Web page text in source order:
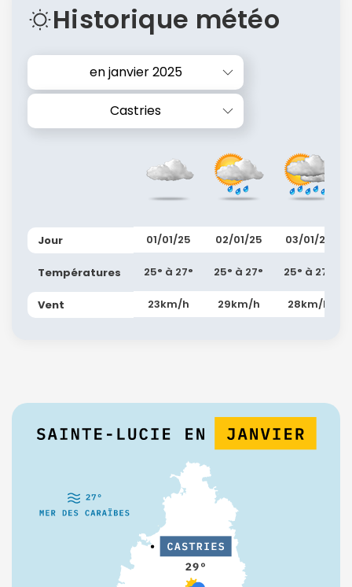
Historique météo
en janvier 2025
Castries
Jour
Températures
Vent
01/01/25
25° à 27°
23km/h
02/01/25
25° à 27°
29km/h
03/01/25
25° à 27°
28km/h